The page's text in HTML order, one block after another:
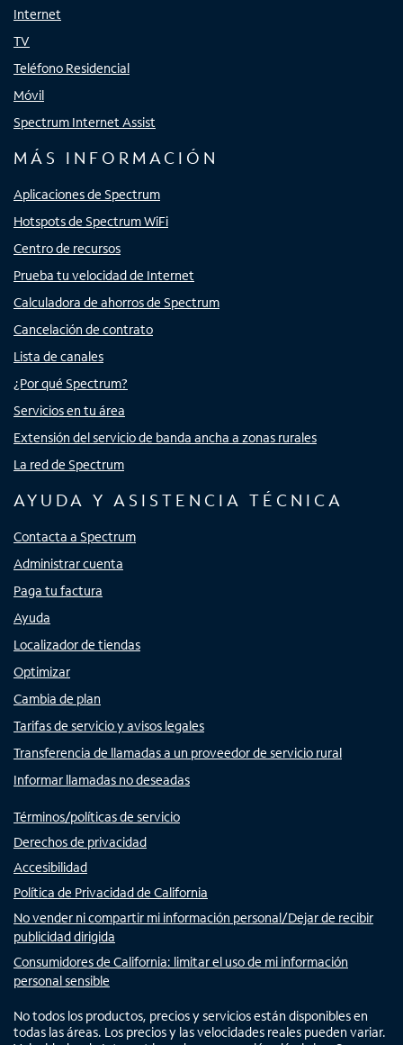
Internet
TV
Teléfono Residencial
Móvil
Spectrum Internet Assist
MÁS INFORMACIÓN
Aplicaciones de Spectrum
Hotspots de Spectrum WiFi
Centro de recursos
Prueba tu velocidad de Internet
Calculadora de ahorros de Spectrum
Cancelación de contrato
Lista de canales
¿Por qué Spectrum?
Servicios en tu área
Extensión del servicio de banda ancha a zonas rurales
La red de Spectrum
AYUDA Y ASISTENCIA TÉCNICA
Contacta a Spectrum
Administrar cuenta
Paga tu factura
Ayuda
Localizador de tiendas
Optimizar
Cambia de plan
Tarifas de servicio y avisos legales
Transferencia de llamadas a un proveedor de servicio rural
Informar llamadas no deseadas
Términos/políticas de servicio
Derechos de privacidad
Accesibilidad
Política de Privacidad de California
No vender ni compartir mi información personal/Dejar de recibir
publicidad dirigida
Consumidores de California: limitar el uso de mi información
personal sensible
No todos los productos, precios y servicios están disponibles en
todas las áreas. Los precios y las velocidades reales pueden variar.